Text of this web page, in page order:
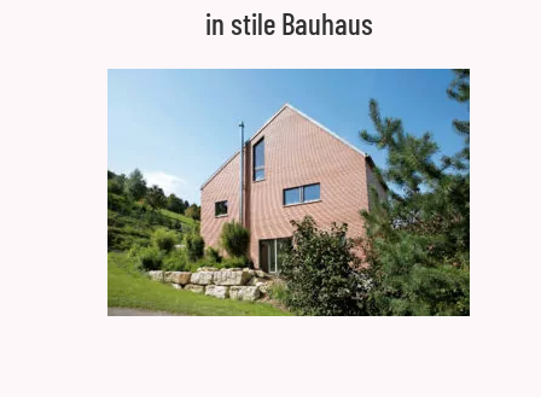
in stile Bauhaus